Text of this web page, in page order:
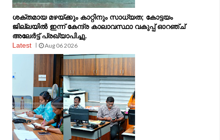
ശക്തമായ മഴയ്ക്കും കാറ്റിനും സാധ്യത; കോട്ടയം
ജില്ലയിൽ ഇന്ന് കേന്ദ്ര കാലാവസ്ഥാ വകുപ്പ് ഓറഞ്ച്
അലേർട്ട് പ്രഖ്യാപിച്ചു.
Latest
Aug 06 2026